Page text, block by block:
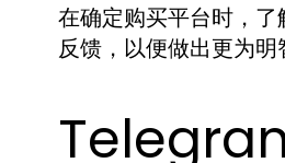
在确定购买平台时，
反馈，以便做出更为明